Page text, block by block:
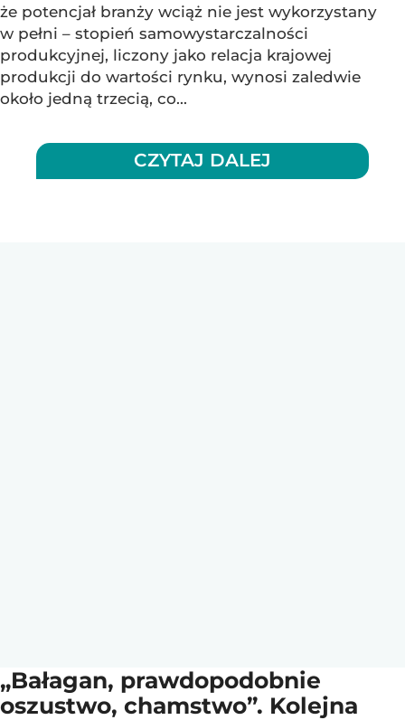
że potencjał branży wciąż nie jest wykorzystany
w pełni – stopień samowystarczalności
produkcyjnej, liczony jako relacja krajowej
produkcji do wartości rynku, wynosi zaledwie
około jedną trzecią, co...
CZYTAJ DALEJ
„Bałagan, prawdopodobnie
oszustwo, chamstwo”. Kolejna